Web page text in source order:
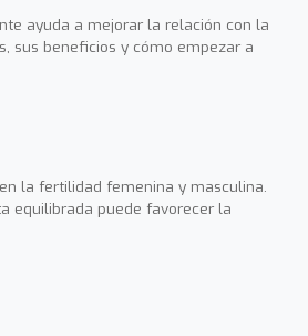
ayuda a mejorar la relación con la
sus beneficios y cómo empezar a
la fertilidad femenina y masculina.
equilibrada puede favorecer la